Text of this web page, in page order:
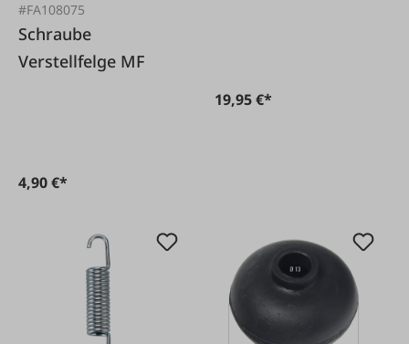
#FA108075
Schraube
Verstellfelge MF
4,90 €*
19,95 €*